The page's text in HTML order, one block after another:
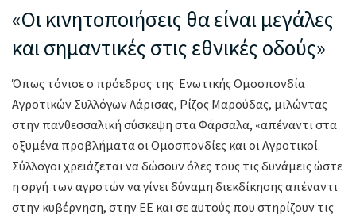
«Οι κινητοποιήσεις θα είναι μεγάλες
και σημαντικές στις εθνικές οδούς»
Όπως τόνισε ο πρόεδρος της Ενωτικής Ομοσπονδία
Αγροτικών Συλλόγων Λάρισας, Ρίζος Μαρούδας, μιλώντας
στην πανθεσσαλική σύσκεψη στα Φάρσαλα, «απέναντι στα
οξυμένα προβλήματα οι Ομοσπονδίες και οι Αγροτικοί
Σύλλογοι χρειάζεται να δώσουν όλες τους τις δυνάμεις ώστε
η οργή των αγροτών να γίνει δύναμη διεκδίκησης απέναντι
στην κυβέρνηση, στην ΕΕ και σε αυτούς που στηρίζουν τις